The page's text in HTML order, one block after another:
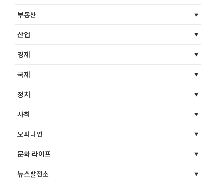
부동산
산업
경제
국제
정치
사회
오피니언
문화·라이프
뉴스발전소